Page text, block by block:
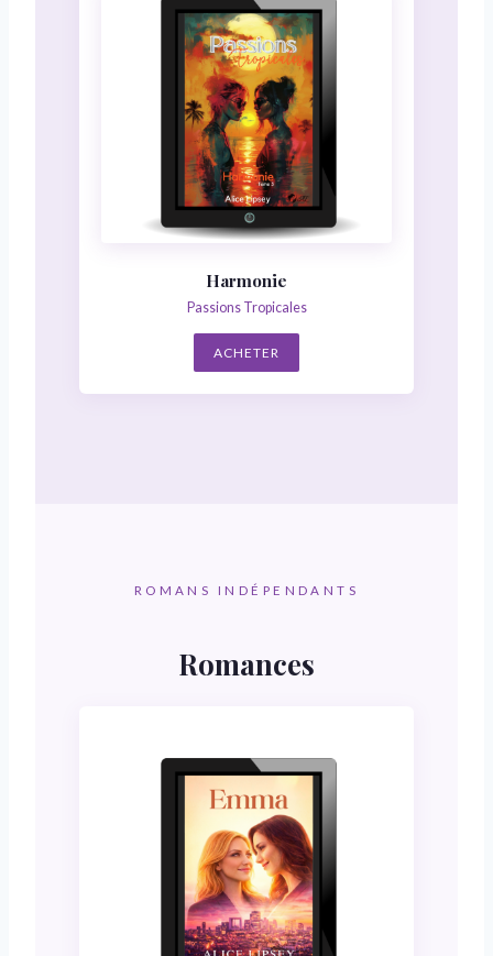
Harmonie
Passions Tropicales
ACHETER
ROMANS INDÉPENDANTS
Romances